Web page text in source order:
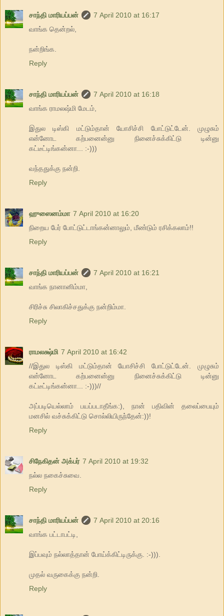
சாந்தி மாரியப்பன்
7 April 2010 at 16:17
வாங்க தென்றல்,
நன்றிங்க.
Reply
சாந்தி மாரியப்பன்
7 April 2010 at 16:18
வாங்க ராமலஷ்மி மேடம்,
இதுல டிஸ்கி மட்டும்தான் யோசிச்சி போட்டுட்டேன். முழுசும்
என்னோட கற்பனைன்னு நினைச்சுக்கிட்டு டின்னு
கட்டீட்டிங்கன்னா... :-)))
வந்ததுக்கு நன்றி.
Reply
ஹுஸைனம்மா 7 April 2010 at 16:20
நிறைய பேர் போட்டுட்டாங்கன்னாலும், மீண்டும் ரசிக்கலாம்!!
Reply
சாந்தி மாரியப்பன்
7 April 2010 at 16:21
வாங்க நானானிம்மா,
சிரிச்சு சிலாகிச்சதுக்கு நன்றிம்மா.
Reply
ராமலக்ஷ்மி 7 April 2010 at 16:42
//இதுல டிஸ்கி மட்டும்தான் யோசிச்சி போட்டுட்டேன். முழுசும்
என்னோட கற்பனைன்னு நினைச்சுக்கிட்டு டின்னு
கட்டீட்டிங்கன்னா... :-)))//
அப்படியெல்லாம் பயப்படாதீங்க:), நான் பதிவின் தலைப்பையும்
மனசில் வச்சுக்கிட்டு சொல்லியிருந்தேன்:))!
Reply
சிநேகிதன் அக்பர் 7 April 2010 at 19:32
நல்ல நகைச்சுவை.
Reply
சாந்தி மாரியப்பன்
7 April 2010 at 20:16
வாங்க பட்டாபட்டி,
இப்பவும் நல்லாத்தான் போய்க்கிட்டிருக்கு. :-))).
முதல் வருகைக்கு நன்றி.
Reply